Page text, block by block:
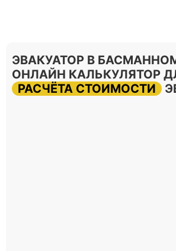
ЭВАКУАТОР В
ОНЛАЙН КАЛЬКУЛЯТОР
РАСЧЁТА СТОИМОСТИ